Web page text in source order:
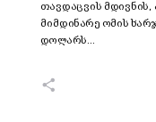
თავდაცვის მდივნის,
მიმდინარე ომის
დოლარს…